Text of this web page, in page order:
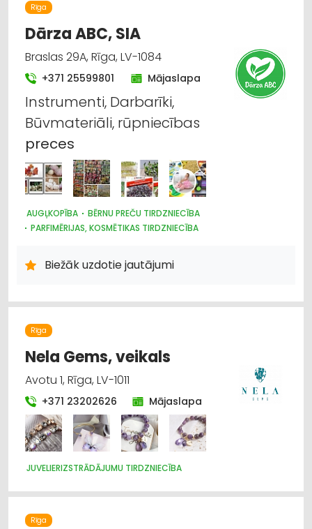
Rīga
Dārza ABC, SIA
Braslas 29A, Rīga, LV-1084
+371 25599801 Mājaslapa
Instrumenti, Darbarīki,
Būvmateriāli, rūpniecības
preces
AUGĻKOPĪBA
BĒRNU PREČU TIRDZNIECĪBA
PARFIMĒRIJAS, KOSMĒTIKAS TIRDZNIECĪBA
HIGIĒNAS PRECES
ZOOPRECES, DZĪVNIEKU KOPŠANA UN APRŪPE
HOBIJA PRECES
SĒKLAS UN STĀDI
DĀRZA TEHNIKA UN INVENTĀRS
Biežāk uzdotie jautājumi
Rīga
Nela Gems, veikals
Avotu 1, Rīga, LV-1011
+371 23202626 Mājaslapa
JUVELIERIZSTRĀDĀJUMU TIRDZNIECĪBA
Rīga